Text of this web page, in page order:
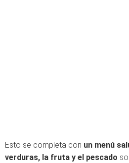
Esto se completa con un menú
verduras, la fruta y el pescado